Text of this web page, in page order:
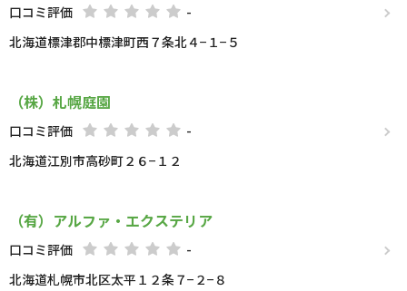
口コミ評価
-
北海道標津郡中標津町西７条北４−１−５
（株）札幌庭園
口コミ評価
-
北海道江別市高砂町２６−１２
（有）アルファ・エクステリア
口コミ評価
-
北海道札幌市北区太平１２条７−２−８